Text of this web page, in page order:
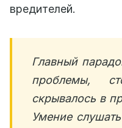
вредителей.
Главный
проблемы,
скрывалось в
Умение